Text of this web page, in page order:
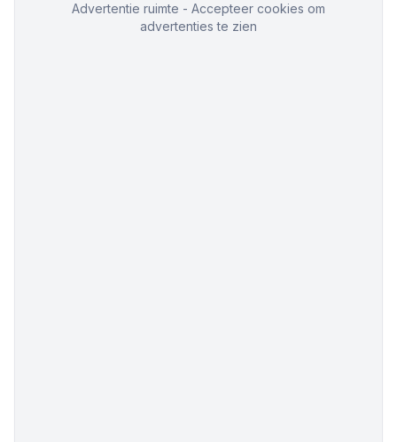
Advertentie ruimte - Accepteer cookies om
advertenties te zien